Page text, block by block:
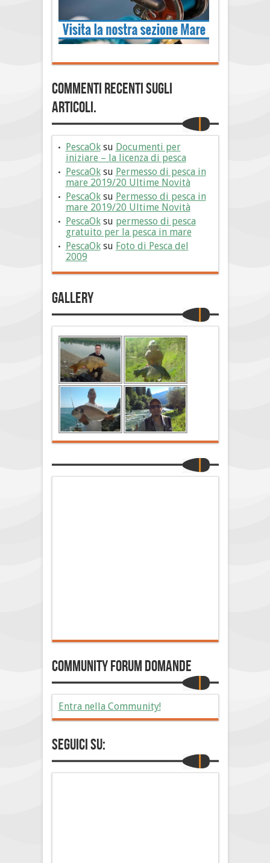
Commenti Recenti sugli
articoli.
PescaOksu Documenti per
iniziare – la licenza di pesca
PescaOksu Permesso di pesca in
mare 2019/20 Ultime Novità
PescaOksu Permesso di pesca in
mare 2019/20 Ultime Novità
PescaOksu permesso di pesca
gratuito per la pesca in mare
PescaOksu Foto di Pesca del
2009
Gallery
Community Forum Domande
Entra nella Community!
Seguici su: